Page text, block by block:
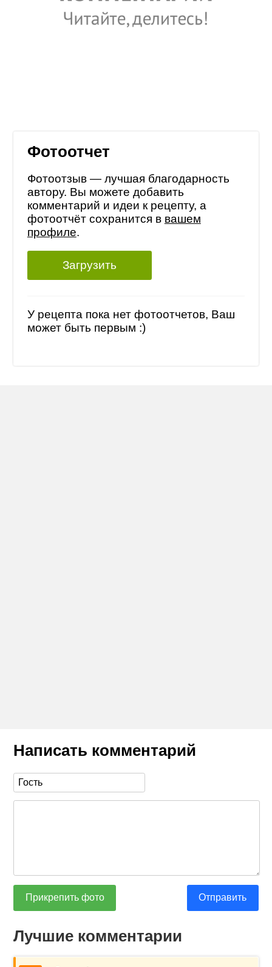
Фотоотчет
Фотоотзыв — лучшая благодарность
автору. Вы можете добавить
комментарий и идеи к рецепту, а
фотоотчёт сохранится в вашем
профиле.
Загрузить
У рецепта пока нет фотоотчетов, Ваш
может быть первым :)
Написать комментарий
Прикрепить фото Отправить
Лучшие комментарии